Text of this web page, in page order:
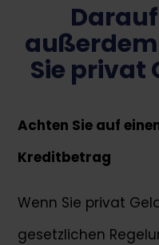
Sie privat
Achten Sie auf
Kreditbetrag
Wenn Sie privat
gesetzlichen